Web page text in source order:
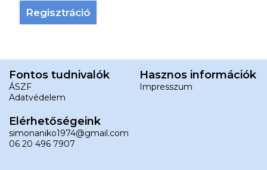
Regisztráció
Fontos tudnivalók
ÁSZF
Adatvédelem
Hasznos információk
Impresszum
Elérhetőségeink
simonaniko1974@gmail.com
06 20 496 7907